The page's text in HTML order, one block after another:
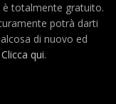
è totalmente gratuito.
potrà darti
di nuovo ed
Clicca qui.